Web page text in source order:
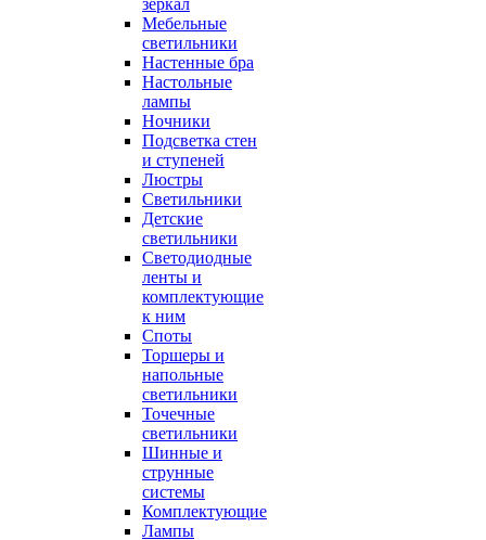
зеркал
Мебельные
светильники
Настенные бра
Настольные
лампы
Ночники
Подсветка стен
и ступеней
Люстры
Светильники
Детские
светильники
Светодиодные
ленты и
комплектующие
к ним
Споты
Торшеры и
напольные
светильники
Точечные
светильники
Шинные и
струнные
системы
Комплектующие
Лампы